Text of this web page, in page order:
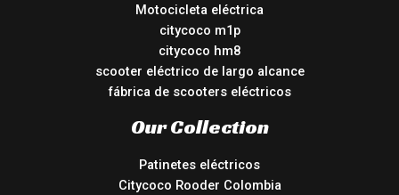
Motocicleta eléctrica
citycoco m1p
citycoco hm8
scooter eléctrico de largo alcance
fábrica de scooters eléctricos
Our Collection
Patinetes eléctricos
Citycoco Rooder Colombia